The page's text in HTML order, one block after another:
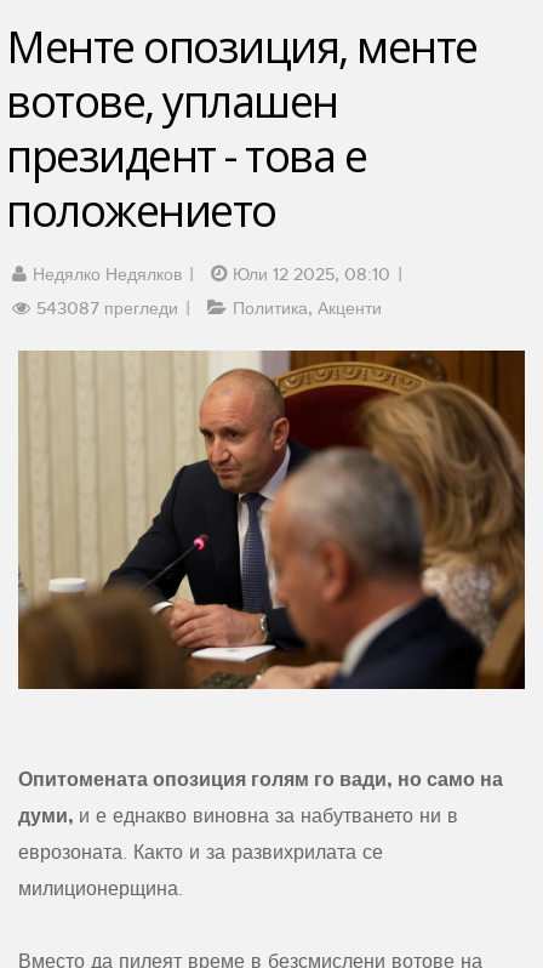
Менте опозиция, менте
вотове, уплашен
президент - това е
положението
Недялко Недялков
Юли 12 2025, 08:10
543087 прегледи
Политика Акценти
Опитомената опозиция голям го вади, но само на
думи, и е еднакво виновна за набутването ни в
еврозоната. Както и за развихрилата се
милиционерщина.
Вместо да пилеят време в безсмислени вотове на